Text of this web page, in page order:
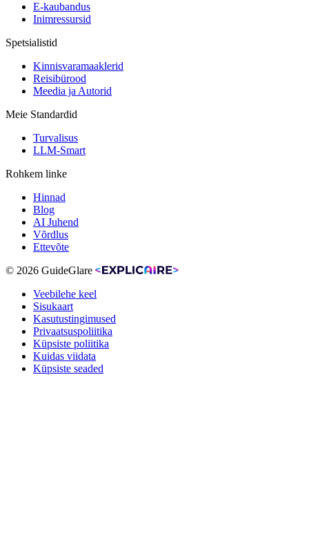
E-kaubandus
Inimressursid
Spetsialistid
Kinnisvaramaaklerid
Reisibürood
Meedia ja Autorid
Meie Standardid
Turvalisus
LLM-Smart
Rohkem linke
Hinnad
Blog
AI Juhend
Võrdlus
Ettevõte
© 2026 GuideGlare
Veebilehe keel
Sisukaart
Kasutustingimused
Privaatsuspoliitika
Küpsiste poliitika
Kuidas viidata
Küpsiste seaded